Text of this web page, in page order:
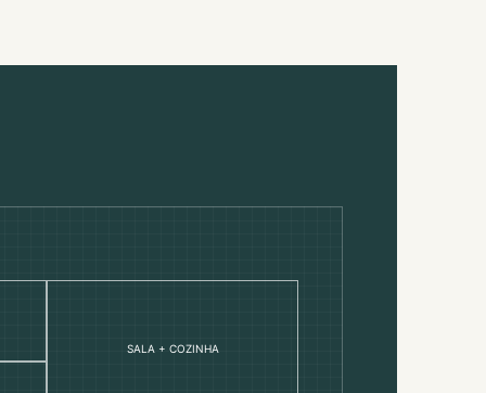
SALA + COZINHA